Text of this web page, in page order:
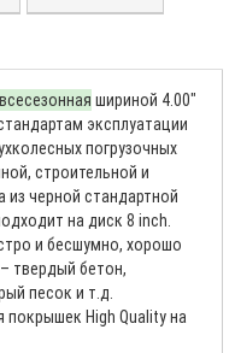
шириной 4.00″
эксплуатации
погрузочных
строительной и
из черной стандартной
на диск 8 inch.
и бесшумно, хорошо
твердый бетон,
песок и т.д.
High Quality на